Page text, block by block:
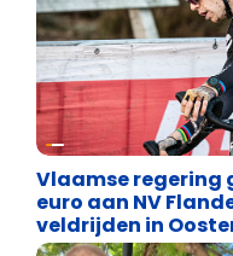
Binnenland
Vlaamse regering
euro aan NV
veldrijden in